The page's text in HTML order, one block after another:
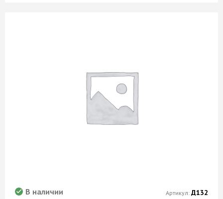
В наличии Артикул: Д132